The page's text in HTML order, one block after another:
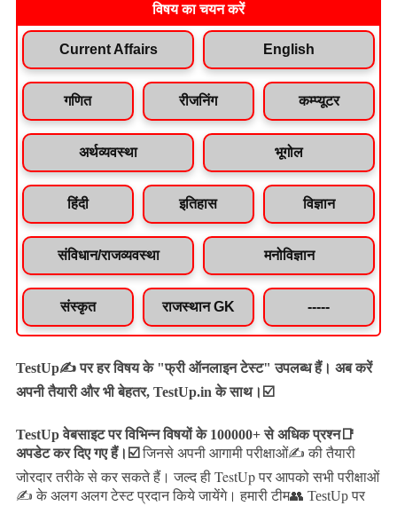
विषय का चयन करें
Current Affairs English
गणित रीजनिंग कम्प्यूटर
अर्थव्यवस्था भूगोल
हिंदी इतिहास विज्ञान
संविधान/राजव्यवस्था मनोविज्ञान
संस्कृत राजस्थान GK -----
TestUp✍️ पर हर विषय के "फ्री ऑनलाइन टेस्ट" उपलब्ध हैं। अब करें
अपनी तैयारी और भी बेहतर, TestUp.in के साथ।☑️
TestUp वेबसाइट पर विभिन्न विषयों के 100000+ से अधिक प्रश्न📑
अपडेट कर दिए गए हैं। ☑️ जिनसे अपनी आगामी परीक्षाओं✍️ की तैयारी
जोरदार तरीके से कर सकते हैं।जल्द ही TestUp पर आपको सभी परीक्षाओं
✍️ के अलग अलग टेस्ट प्रदान किये जायेंगे। हमारी टीम👥 TestUp पर